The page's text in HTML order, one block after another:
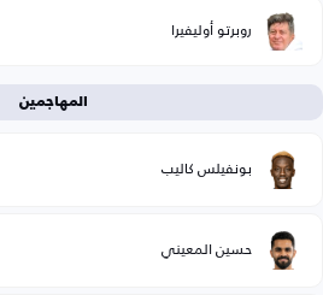
روبرتو أوليفيرا
المهاجمين
بونفيلس كاليب
حسين المعيني